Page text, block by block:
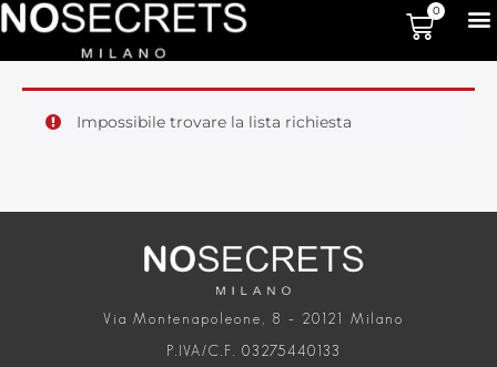
0
Impossibile trovare la lista richiesta
Via Montenapoleone, 8 – 20121 Milano
P.IVA/C.F. 03275440133